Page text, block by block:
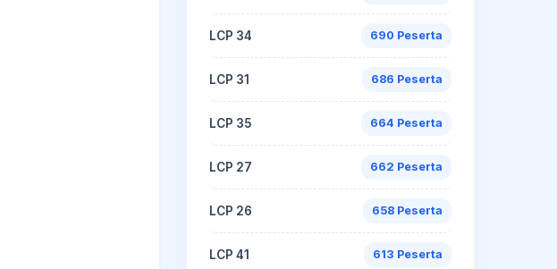
LCP 34 690 Peserta
LCP 31 686 Peserta
LCP 35 664 Peserta
LCP 27 662 Peserta
LCP 26 658 Peserta
LCP 41 613 Peserta